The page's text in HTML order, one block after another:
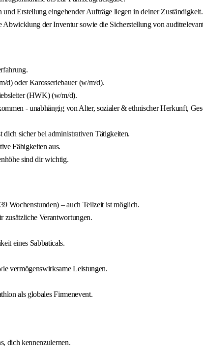
Erstellung eingehender Aufträge liegen in deiner Zuständigkeit.
der Inventur sowie die Sicherstellung von
oder Karosseriebauer (w/m/d).
(HWK) (w/m/d).
- unabhängig von Alter, sozialer & ethnischer Herkunft,
sicher bei administrativen Tätigkeiten.
Fähigkeiten aus.
sind dir wichtig.
Wochenstunden) – auch Teilzeit ist möglich.
zusätzliche Verantwortungen.
eines Sabbaticals.
vermögenswirksame Leistungen.
als globales Firmenevent.
dich kennenzulernen.